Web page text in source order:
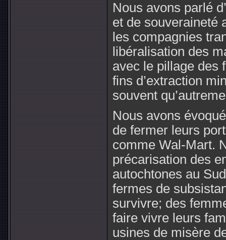
Nous avons parlé
et de souveraineté
les compagnies
libéralisation des
avec le pillage des
fins d’extraction
souvent
Nous avons
de fermer leurs
comme Wal-Mart.
précarisation des
autochtones au
fermes de
survivre; des
faire vivre leurs
usines de misère